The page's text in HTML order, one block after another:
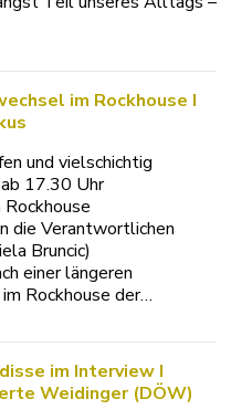
im Rockhouse I
und vielschichtig
17.30 Uhr
die Verantwortlichen
Bruncic)
einer längeren
Rockhouse der…
im Interview I
Weidinger (DÖW)